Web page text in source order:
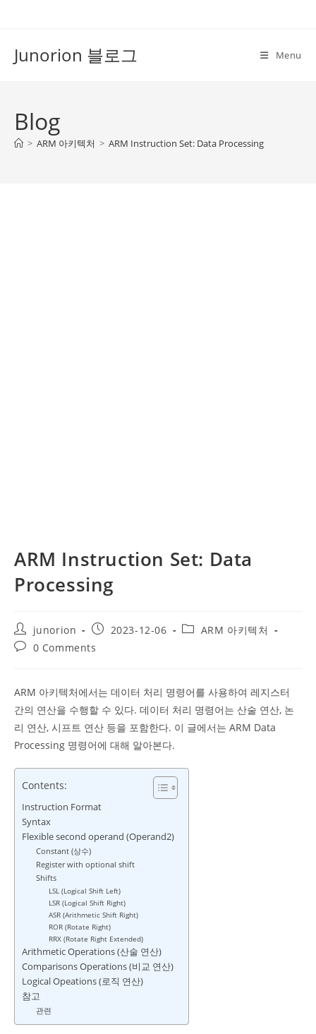
Junorion 블로그 Menu
Blog
> ARM 아키텍처 > ARM Instruction Set: Data Processing
ARM Instruction Set: Data
Processing
Post
author:
junorion
Post2023-12-06
PostARM 아키텍처
Post0 Comments
ARM 아키텍처에서는 데이터 처리 명령어를 사용하여 레지스터
간의 연산을 수행할 수 있다. 데이터 처리 명령어는 산술 연산, 논
리 연산, 시프트 연산 등을 포함한다. 이 글에서는 ARM Data
Processing 명령어에 대해 알아본다.
Contents:
Instruction Format
Syntax
Flexible second operand (Operand2)
Constant (상수)
Register with optional shift
Shifts
LSL (Logical Shift Left)
LSR (Logical Shift Right)
ASR (Arithmetic Shift Right)
ROR (Rotate Right)
RRX (Rotate Right Extended)
Arithmetic Operations (산술 연산)
Comparisons Operations (비교 연산)
Logical Opeations (로직 연산)
참고
관련